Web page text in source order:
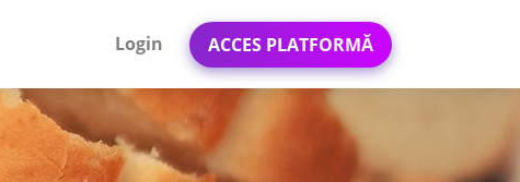
Login ACCES PLATFORMĂ